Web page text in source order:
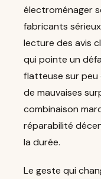
électroménager
fabricants
lecture des avis
qui pointe un
flatteuse sur peu
de mauvaises
combinaison
réparabilité
la durée.
Le geste qui